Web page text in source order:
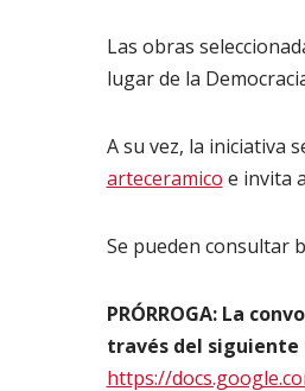
Las obras
lugar de la
A su vez, la iniciativa
arteceramico e invita
Se pueden consultar
PRÓRROGA: La
través del
https://